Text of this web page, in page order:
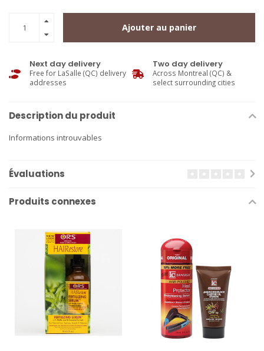
Ajouter au panier
Next day delivery
Free for LaSalle (QC) delivery
addresses
Two day delivery
Across Montreal (QC) &
select surrounding cities
Description du produit
Informations introuvables
Évaluations
Produits connexes